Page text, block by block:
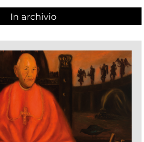
In archivio